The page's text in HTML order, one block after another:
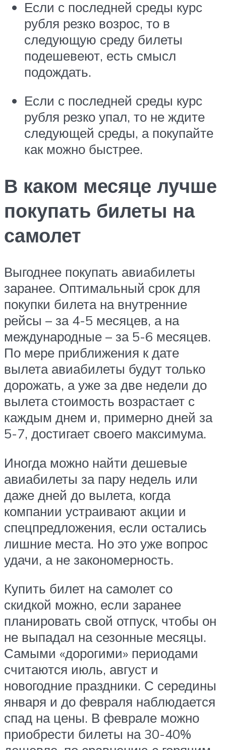
Если с последней среды курс
рубля резко возрос, то в
следующую среду билеты
подешевеют, есть смысл
подождать.
Если с последней среды курс
рубля резко упал, то не ждите
следующей среды, а покупайте
как можно быстрее.
В каком месяце лучше
покупать билеты на
самолет
Выгоднее покупать авиабилеты
заранее. Оптимальный срок для
покупки билета на внутренние
рейсы – за 4-5 месяцев, а на
международные – за 5-6 месяцев.
По мере приближения к дате
вылета авиабилеты будут только
дорожать, а уже за две недели до
вылета стоимость возрастает с
каждым днем и, примерно дней за
5-7, достигает своего максимума.
Иногда можно найти дешевые
авиабилеты за пару недель или
даже дней до вылета, когда
компании устраивают акции и
спецпредложения, если остались
лишние места. Но это уже вопрос
удачи, а не закономерность.
Купить билет на самолет со
скидкой можно, если заранее
планировать свой отпуск, чтобы он
не выпадал на сезонные месяцы.
Самыми «дорогими» периодами
считаются июль, август и
новогодние праздники. С середины
января и до февраля наблюдается
спад на цены. В феврале можно
приобрести билеты на 30-40%